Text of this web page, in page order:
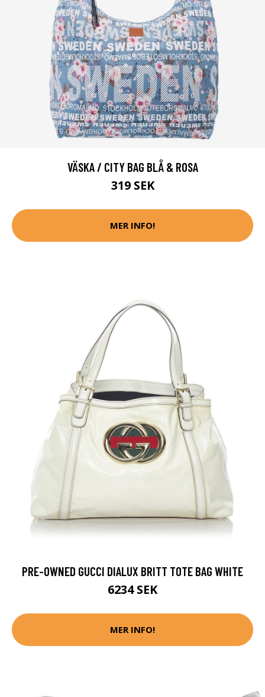
VÄSKA / CITY BAG BLÅ & ROSA
319 SEK
MER INFO!
PRE-OWNED GUCCI DIALUX BRITT TOTE BAG WHITE
6234 SEK
MER INFO!